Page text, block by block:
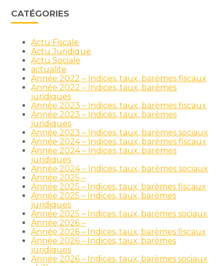
CATÉGORIES
Actu Fiscale
Actu Juridique
Actu Sociale
actualite
Année 2022 – Indices, taux, barèmes fiscaux
Année 2022 – Indices, taux, barèmes
juridiques
Année 2023 – Indices, taux, barèmes fiscaux
Année 2023 – Indices, taux, barèmes
juridiques
Année 2023 – Indices, taux, barèmes sociaux
Année 2024 – Indices, taux, barèmes fiscaux
Année 2024 – Indices, taux, barèmes
juridiques
Année 2024 – Indices, taux, barèmes sociaux
Année 2025 –
Année 2025 – Indices, taux, barèmes fiscaux
Année 2025 – Indices, taux, barèmes
juridiques
Année 2025 – Indices, taux, barèmes sociaux
Année 2026 –
Année 2026 – Indices, taux, barèmes fiscaux
Année 2026 – Indices, taux, barèmes
juridiques
Année 2026 – Indices, taux, barèmes sociaux